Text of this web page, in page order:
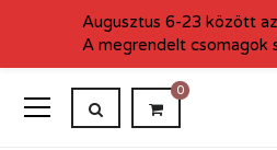
0
Augusztus 6-23 között
A megrendelt csomagok